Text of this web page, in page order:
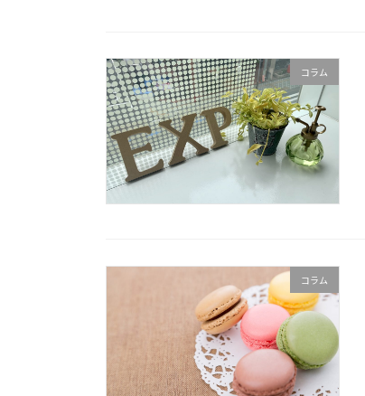
コラム
コラム